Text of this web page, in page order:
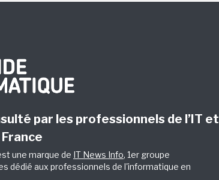
par les professionnels de l’IT et
une marque de IT News Info, 1er groupe
dédié aux professionnels de l'informatique en